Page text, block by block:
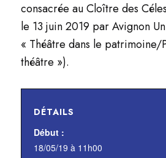
consacrée au Cloître des
le 13 juin 2019 par Avignon
« Théâtre dans le patrimoine/
théâtre »).
DÉTAILS
Début :
18/05/19 à 11h00